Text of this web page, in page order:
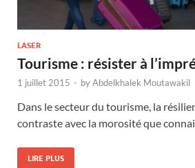
LASER
Tourisme : résister à
1 juillet 2015 - byAbdelkhalek Moutawakil
Dans le secteur du tourisme, la
contraste avec la morosité que
LIRE PLUS